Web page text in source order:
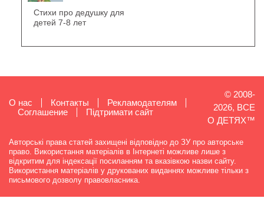
Стихи про дедушку для
детей 7-8 лет
О нас Контакты
Рекламодателям
Cоглашение
Підтримати сайт
© 2008-
2026, ВСЕ
О ДЕТЯХ™
Авторські права статей захищені відповідно до ЗУ про авторське
право. Використання матеріалів в Інтернеті можливе лише з
відкритим для індексації посиланням та вказівкою назви сайту.
Використання матеріалів у друкованих виданнях можливе тільки з
письмового дозволу правовласника.